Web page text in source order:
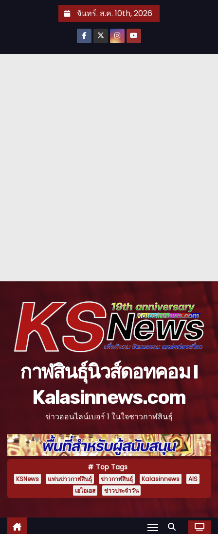
จันทร์. ส.ค. 10th, 2026
กาฬสินธุ์นิวส์ดอทคอม l
Kalasinnews.com
ข่าวออนไลน์เบอร์ 1 ในใจชาวกาฬสินธุ์
Top Tags
KSNews แฟนข่าวกาฬสินธุ์ ข่าวกาฬสินธุ์ Kalasinnews
AIS
เอไอเอส
ข่าวประจำวัน